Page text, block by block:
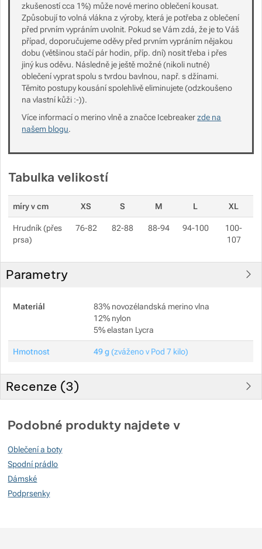
zkušeností cca 1%) může nové merino oblečení kousat.
Způsobují to volná vlákna z výroby, která je potřeba z oblečení
před prvním vypráním uvolnit. Pokud se Vám zdá, že je to Váš
případ, doporučujeme oděvy před prvním vypráním nějakou
dobu (většinou stačí pár hodin, příp. dní) nosit třeba i přes
jiný kus oděvu. Následně je ještě možné (nikoli nutné)
oblečení vyprat spolu s tvrdou bavlnou, např. s džínami.
Těmito postupy kousání spolehlivě eliminujete (odzkoušeno
na vlastní kůži :-)).
Více informací o merino vlně a značce Icebreakerzde na
našem blogu.
Tabulka velikostí
míry v cm XS S M L XL
Hrudník (přes
prsa)
76-82 82-88 88-94 94-100
100-
107
Parametry
Materiál
83% novozélandská merino vlna
12% nylon
5% elastan Lycra
Hmotnost 49 g (zváženo v Pod 7 kilo)
Recenze (3)
93%
Hodnocení
Podobné produkty najdete v
Oblečení a boty
Spodní prádlo
Dámské
Podprsenky